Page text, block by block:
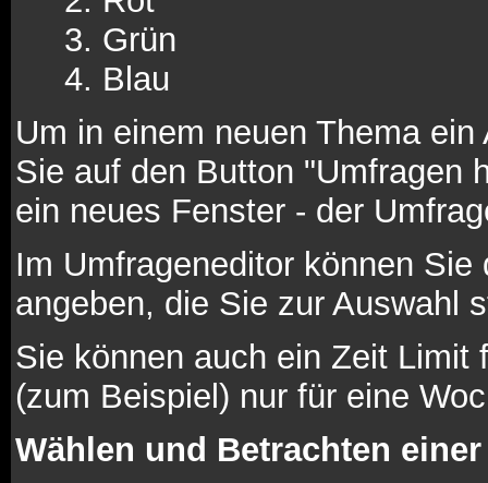
Grün
Blau
Um in einem neuen Thema
Sie auf den Button "Umfragen
ein neues Fenster - der
Im Umfrageneditor können
angeben, die Sie zur Auswahl
Sie können auch ein Zeit Limit
(zum Beispiel) nur für eine
Wählen und Betrachten